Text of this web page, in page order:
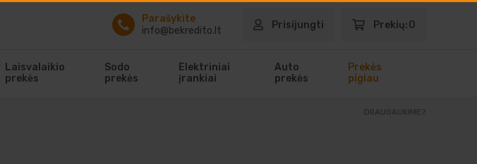
Parašykite
info@bekredito.lt
Prisijungti Prekių:0
Laisvalaikio
prekės
Sodo
prekės
Elektriniai
įrankiai
Auto
prekės
Prekės
pigiau